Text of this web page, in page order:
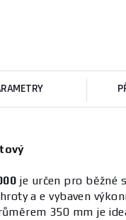
je určen pro běžné
a e vybaven
350 mm je